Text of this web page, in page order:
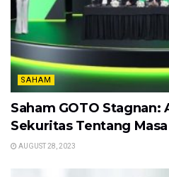
SAHAM
Saham GOTO Stagnan:
Sekuritas Tentang
AUGUST 28, 2023